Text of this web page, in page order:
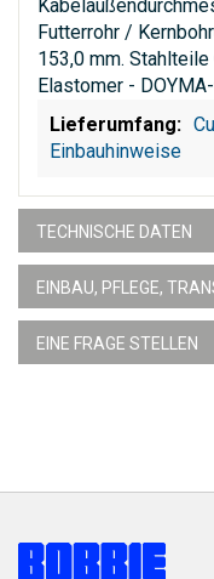
Futterrohr /
153,0 mm.
Elastomer -
Einbauhinweise
TECHNISCHE DATEN
EINBAU, PFLEGE,
EINE FRAGE STELLEN